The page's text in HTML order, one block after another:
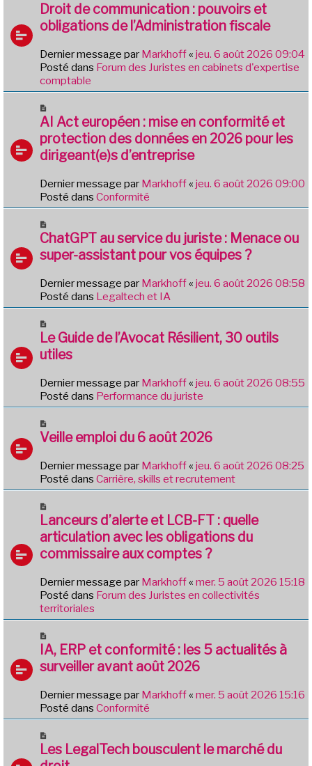
s
a
e
o
u
v
a
u
m
s
a
g
Droit de communication : pouvoirs et
obligations de l’Administration fiscale
Dernier message par Markhoff« jeu. 6 août 2026 09:04
Posté dans Forum des Juristes en cabinets d'expertise
comptable
o
u
v
e
u
m
e
s
a
g
AI Act européen : mise en conformité et
protection des données en 2026 pour les
dirigeant(e)s d’entreprise
Dernier message par Markhoff« jeu. 6 août 2026 09:00
Posté dans Conformité
o
u
v
a
u
s
s
g
e
ChatGPT au service du juriste : Menace ou
super-assistant pour vos équipes ?
Dernier message par Markhoff« jeu. 6 août 2026 08:58
Posté dans Legaltech et IA
o
u
v
a
u
s
a
g
e
Le Guide de l’Avocat Résilient, 30 outils
utiles
Dernier message par Markhoff« jeu. 6 août 2026 08:55
Posté dans Performance du juriste
o
v
e
a
m
e
s
s
g
e
Veille emploi du 6 août 2026
Dernier message par Markhoff« jeu. 6 août 2026 08:25
Posté dans Carrière, skills et recrutement
o
u
v
e
u
m
e
s
a
g
Lanceurs d’alerte et LCB-FT : quelle
articulation avec les obligations du
commissaire aux comptes ?
Dernier message par Markhoff« mer. 5 août 2026 15:18
Posté dans Forum des Juristes en collectivités
territoriales
o
u
v
a
u
s
IA, ERP et conformité : les 5 actualités à
surveiller avant août 2026
Dernier message par Markhoff« mer. 5 août 2026 15:16
Posté dans Conformité
o
u
Les LegalTech bousculent le marché du